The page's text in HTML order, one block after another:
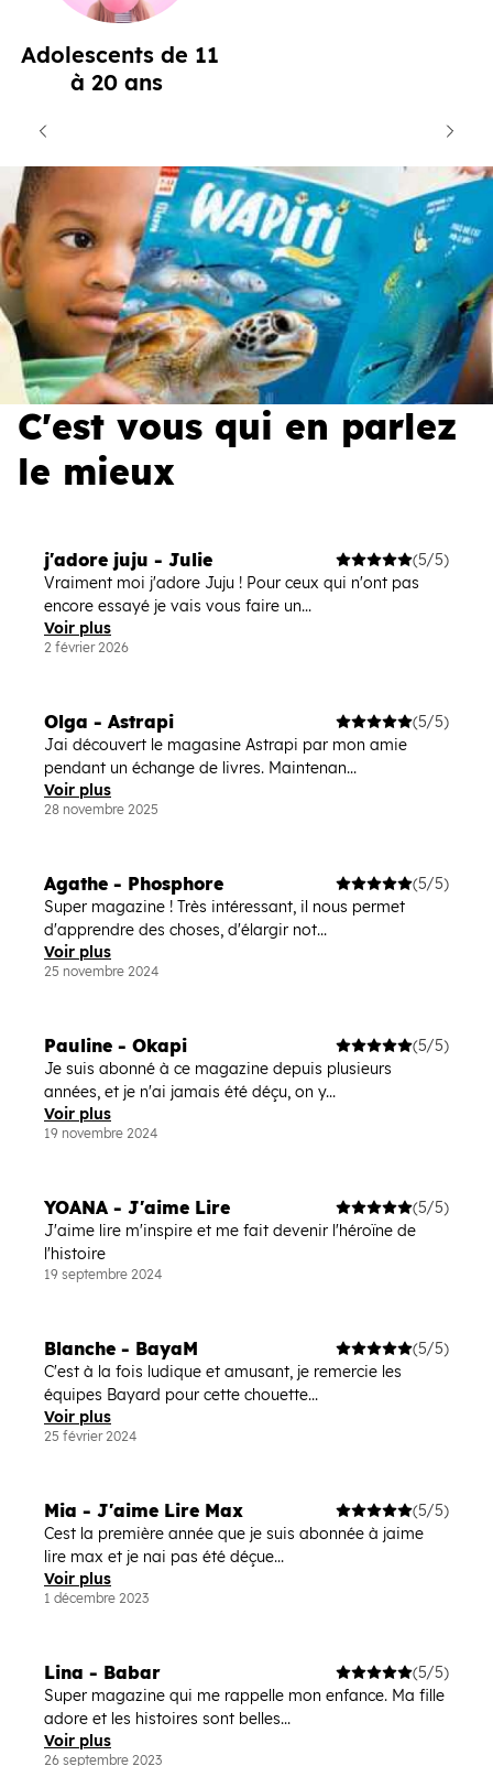
Adolescents de 11
à 20 ans
C'est vous qui en parlez
le mieux
j'adore juju - Julie
(5/5)
Vraiment moi j'adore Juju ! Pour ceux qui n'ont pas
encore essayé je vais vous faire un...
Voir plus
2 février 2026
Olga - Astrapi
(5/5)
Jai découvert le magasine Astrapi par mon amie
pendant un échange de livres. Maintenan...
Voir plus
28 novembre 2025
Agathe - Phosphore
(5/5)
Super magazine ! Très intéressant, il nous permet
d'apprendre des choses, d'élargir not...
Voir plus
25 novembre 2024
Pauline - Okapi
(5/5)
Je suis abonné à ce magazine depuis plusieurs
années, et je n'ai jamais été déçu, on y...
Voir plus
19 novembre 2024
YOANA - J'aime Lire
(5/5)
J'aime lire m'inspire et me fait devenir l'héroïne de
l'histoire
19 septembre 2024
Blanche - BayaM
(5/5)
C'est à la fois ludique et amusant, je remercie les
équipes Bayard pour cette chouette...
Voir plus
25 février 2024
Mia - J'aime Lire Max
(5/5)
Cest la première année que je suis abonnée à jaime
lire max et je nai pas été déçue...
Voir plus
1 décembre 2023
Lina - Babar
(5/5)
Super magazine qui me rappelle mon enfance. Ma fille
adore et les histoires sont belles...
Voir plus
26 septembre 2023